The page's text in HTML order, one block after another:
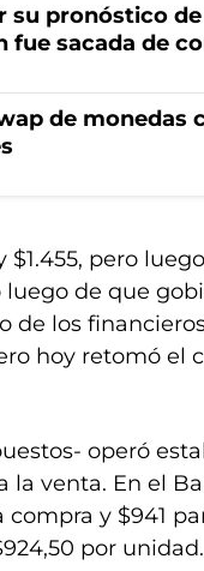
su pronóstico
fue sacada de
de monedas
$1.455, pero
luego de que
de los
hoy retomó el
operó
la venta. En el
y $941
por unidad.